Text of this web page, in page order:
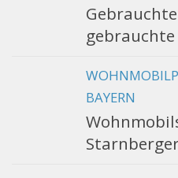
gebrauchte
BAYERN